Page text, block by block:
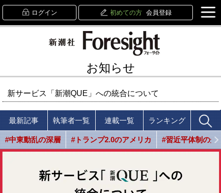
ログイン 初めての方 会員登録
お知らせ
新サービス「新潮QUE」への統合について
最新記事 執筆者一覧 連載一覧 ランキング
#中東動乱の深層 #トランプ2.0のアメリカ #習近平体制の光